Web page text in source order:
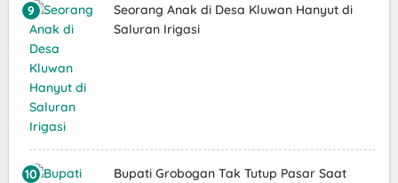
Seorang Anak di Desa Kluwan Hanyut di
Saluran Irigasi
Bupati Grobogan Tak Tutup Pasar Saat